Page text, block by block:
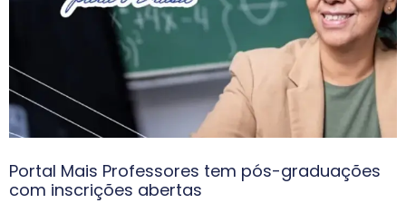
Portal Mais Professores tem pós-graduações
com inscrições abertas